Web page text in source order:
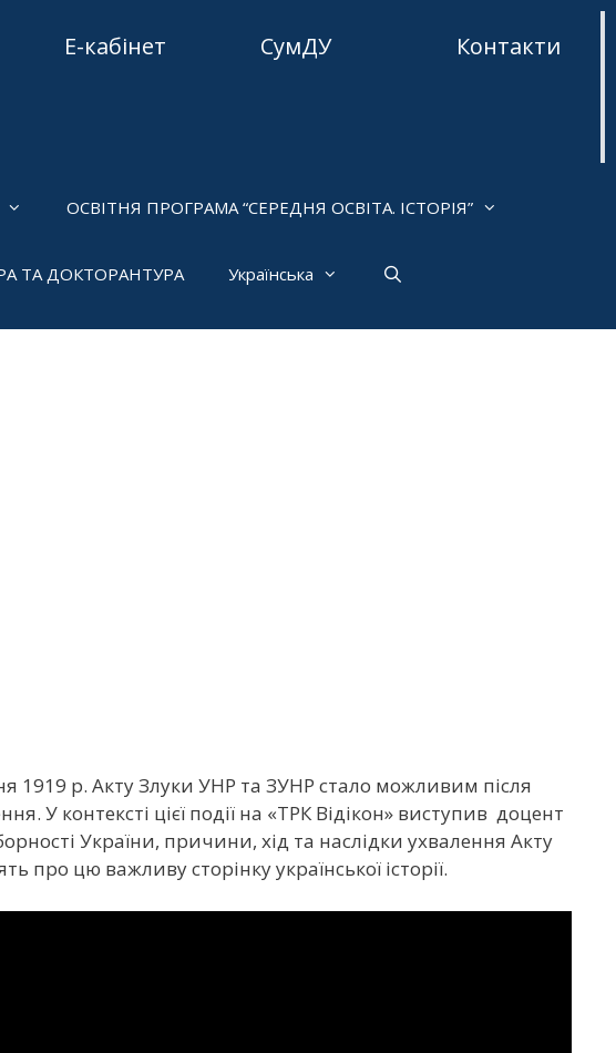
Е-кабінет СумДУ Контакти
ОСВІТНЯ ПРОГРАМА “СЕРЕДНЯ ОСВІТА. ІСТОРІЯ”
ТА ДОКТОРАНТУРА Українська
1919 р. Акту Злуки УНР та ЗУНР стало можливим після
У контексті цієї події на «ТРК Відікон» виступив доцент
України, причини, хід та наслідки ухвалення Акту
про цю важливу сторінку української історії.